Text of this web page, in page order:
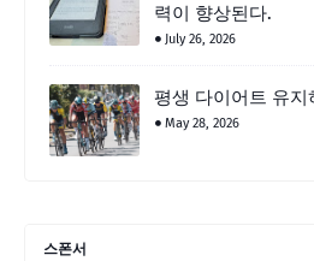
력이 향상된다.
July 26, 2026
평생 다이어트 유지
May 28, 2026
스폰서